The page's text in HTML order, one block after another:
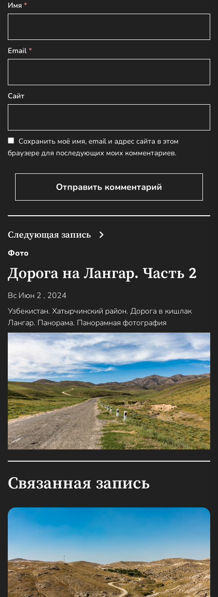
Имя *
Email *
Сайт
Сохранить моё имя, email и адрес сайта в этом
браузере для последующих моих комментариев.
Следующая запись
Фото
Дорога на Лангар. Часть 2
Вс Июн 2 , 2024
Узбекистан. Хатырчинский район. Дорога в кишлак
Лангар. Панорама. Панорамная фотография
Связанная запись